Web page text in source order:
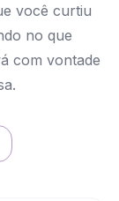
você curtiu
no que
com vontade